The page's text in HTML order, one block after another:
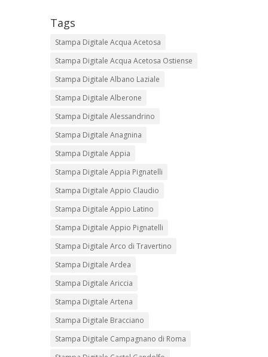
Tags
Stampa Digitale Acqua Acetosa
Stampa Digitale Acqua Acetosa Ostiense
Stampa Digitale Albano Laziale
Stampa Digitale Alberone
Stampa Digitale Alessandrino
Stampa Digitale Anagnina
Stampa Digitale Appia
Stampa Digitale Appia Pignatelli
Stampa Digitale Appio Claudio
Stampa Digitale Appio Latino
Stampa Digitale Appio Pignatelli
Stampa Digitale Arco di Travertino
Stampa Digitale Ardea
Stampa Digitale Ariccia
Stampa Digitale Artena
Stampa Digitale Bracciano
Stampa Digitale Campagnano di Roma